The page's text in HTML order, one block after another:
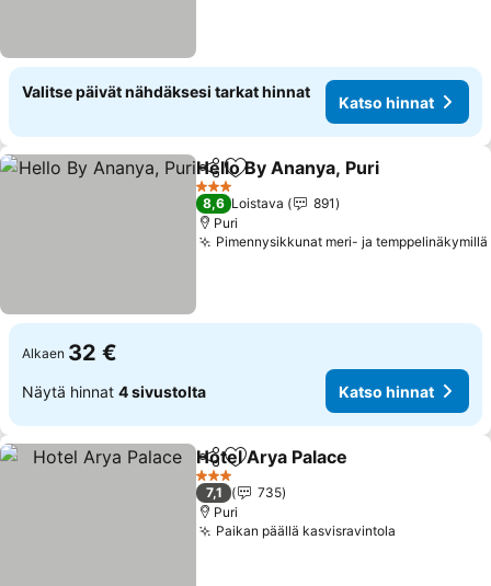
Valitse päivät nähdäksesi tarkat hinnat
Katso hinnat
Jaa Lisää suosikkeihin
Hello By Ananya, Puri
3 Tähtiluokitus
8,6 Loistava
891
Puri
Pimennysikkunat meri- ja temppelinäkymillä
Alkaen 32 €
Näytä hinnat 4 sivustolta Katso hinnat
Jaa Lisää suosikkeihin
Hotel Arya Palace
3 Tähtiluokitus
7,1
735
Puri
Paikan päällä kasvisravintola